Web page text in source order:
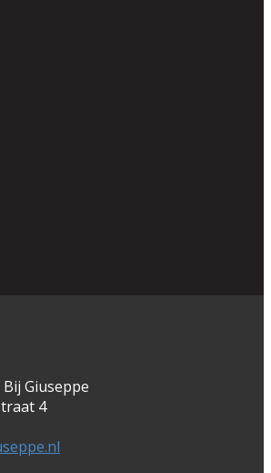
Giuseppe
4